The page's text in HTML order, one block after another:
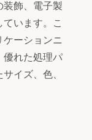
装飾、電子製
います。こ
ーションニ
優れた処理パ
イズ、色、